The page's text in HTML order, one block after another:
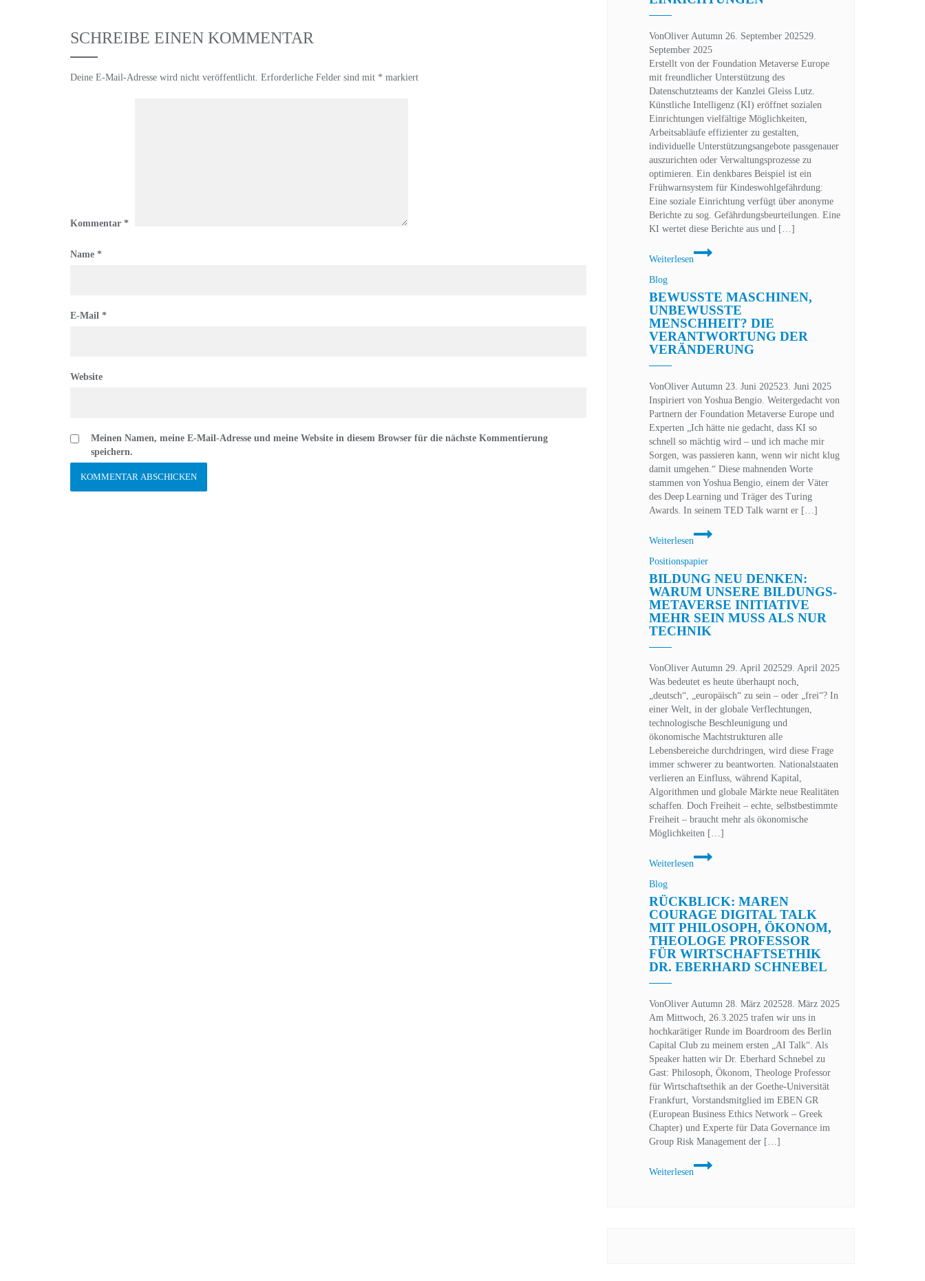
SCHREIBE EINEN KOMMENTAR
Deine E-Mail-Adresse wird nicht veröffentlicht. Erforderliche Felder sind mit * markiert
Kommentar *
Name *
E-Mail *
Website
Meinen Namen, meine E-Mail-Adresse und meine Website in diesem Browser für die nächste Kommentierung
speichern.
Innovation
und
Datenschutz
VonOliver Autumn 26. September 202529.
September 2025
Erstellt von der Foundation Metaverse Europe
mit freundlicher Unterstützung des
Datenschutzteams der Kanzlei Gleiss Lutz.
Künstliche Intelligenz (KI) eröffnet sozialen
Einrichtungen vielfältige Möglichkeiten,
Arbeitsabläufe effizienter zu gestalten,
individuelle Unterstützungsangebote passgenauer
auszurichten oder Verwaltungsprozesse zu
optimieren. Ein denkbares Beispiel ist ein
Frühwarnsystem für Kindeswohlgefährdung:
Eine soziale Einrichtung verfügt über anonyme
Berichte zu sog. Gefährdungsbeurteilungen. Eine
KI wertet diese Berichte aus und […]
Weiterlesen
Datenschutzrechtliche
Rahmenbedingungen
Entwicklung
und
Einsatz
von
KI-
sozialen
Einrichtungen
Blog
BEWUSSTE MASCHINEN,
UNBEWUSSTE
MENSCHHEIT? DIE
VERANTWORTUNG DER
VERÄNDERUNG
VonOliver Autumn 23. Juni 202523. Juni 2025
Inspiriert von Yoshua Bengio. Weitergedacht von
Partnern der Foundation Metaverse Europe und
Experten „Ich hätte nie gedacht, dass KI so
schnell so mächtig wird – und ich mache mir
Sorgen, was passieren kann, wenn wir nicht klug
damit umgehen.“ Diese mahnenden Worte
stammen von Yoshua Bengio, einem der Väter
des Deep Learning und Träger des Turing
Awards. In seinem TED Talk warnt er […]
Weiterlesen
Bewusste
Maschinen,
unbewusste
Menschheit?
Die
Verantwortung
der
Veränderung
Positionspapier
BILDUNG NEU DENKEN:
WARUM UNSERE BILDUNGS-
METAVERSE INITIATIVE
MEHR SEIN MUSS ALS NUR
TECHNIK
VonOliver Autumn 29. April 202529. April 2025
Was bedeutet es heute überhaupt noch,
„deutsch“, „europäisch“ zu sein – oder „frei“? In
einer Welt, in der globale Verflechtungen,
technologische Beschleunigung und
ökonomische Machtstrukturen alle
Lebensbereiche durchdringen, wird diese Frage
immer schwerer zu beantworten. Nationalstaaten
verlieren an Einfluss, während Kapital,
Algorithmen und globale Märkte neue Realitäten
schaffen. Doch Freiheit – echte, selbstbestimmte
Freiheit – braucht mehr als ökonomische
Möglichkeiten […]
Weiterlesen
Bildung
neu
Warum
unsere
Bildungs-
Metaverse
Initiative
mehr
als
nur
Technik
Blog
RÜCKBLICK: MAREN
COURAGE DIGITAL TALK
MIT PHILOSOPH, ÖKONOM,
THEOLOGE PROFESSOR
FÜR WIRTSCHAFTSETHIK
DR. EBERHARD SCHNEBEL
VonOliver Autumn 28. März 202528. März 2025
Am Mittwoch, 26.3.2025 trafen wir uns in
hochkarätiger Runde im Boardroom des Berlin
Capital Club zu meinem ersten „AI Talk“. Als
Speaker hatten wir Dr. Eberhard Schnebel zu
Gast: Philosoph, Ökonom, Theologe Professor
für Wirtschaftsethik an der Goethe-Universität
Frankfurt, Vorstandsmitglied im EBEN GR
(European Business Ethics Network – Greek
Chapter) und Experte für Data Governance im
Group Risk Management der […]
Weiterlesen
Rückblick:
Maren